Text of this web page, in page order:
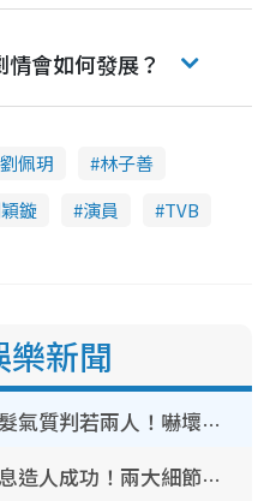
情會如何發展？
劉佩玥
林子善
鏇 演員
TVB
新聞
簡淑兒染金毛剪短頭髮氣質判若兩人！嚇壞老公麥大力都認唔出：「你做咩事？」
湯洛雯傳終於有好消息造人成功！兩大細節曝孕味極濃惹猜測：大肚婆先會咁！